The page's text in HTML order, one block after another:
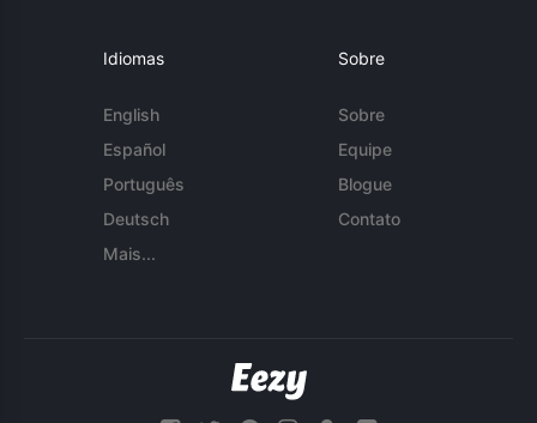
Idiomas
English
Español
Português
Deutsch
Mais...
Sobre
Sobre
Equipe
Blogue
Contato